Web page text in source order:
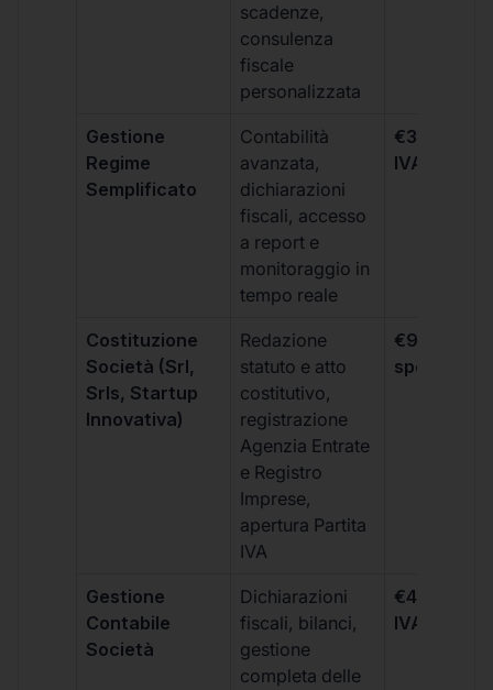
scadenze,
consulenza
fiscale
personalizzata
Gestione
Regime
Semplificato
Contabilità
avanzata,
dichiarazioni
fiscali, accesso
a report e
monitoraggio in
tempo reale
€333 +
IVA/
Costituzione
Società (Srl,
Srls, Startup
Innovativa)
Redazione
statuto e atto
costitutivo,
registrazione
Agenzia Entrate
e Registro
Imprese,
apertura Partita
IVA
€99 + IVA
spese
Gestione
Contabile
Società
Dichiarazioni
fiscali, bilanci,
gestione
completa delle
€499 +
IVA/